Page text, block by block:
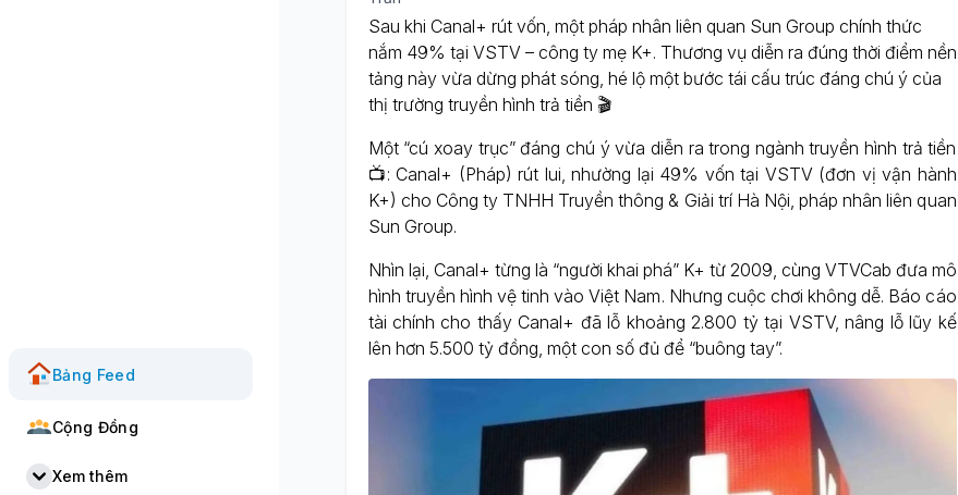
Bảng Feed
Cộng Đồng
Xem thêm
Sau khi Canal+ rút vốn, một pháp nhân liên quan Sun Group chính thức
nắm 49% tại VSTV – công ty mẹ K+. Thương vụ diễn ra đúng thời điểm nền
tảng này vừa dừng phát sóng, hé lộ một bước tái cấu trúc đáng chú ý của
thị trường truyền hình trả tiền 🎬
Một “cú xoay trục” đáng chú ý vừa diễn ra trong ngành truyền hình trả tiền
📺: Canal+ (Pháp) rút lui, nhường lại 49% vốn tại VSTV (đơn vị vận hành
K+) cho Công ty TNHH Truyền thông & Giải trí Hà Nội, pháp nhân liên quan
Sun Group.
Nhìn lại, Canal+ từng là “người khai phá” K+ từ 2009, cùng VTVCab đưa mô
hình truyền hình vệ tinh vào Việt Nam. Nhưng cuộc chơi không dễ. Báo cáo
tài chính cho thấy Canal+ đã lỗ khoảng 2.800 tỷ tại VSTV, nâng lỗ lũy kế
lên hơn 5.500 tỷ đồng, một con số đủ để “buông tay”.